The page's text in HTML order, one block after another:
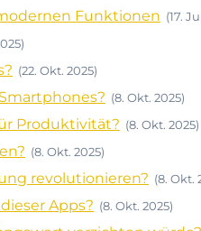
Funktionen (17.
(22. Okt. 2025)
(8. Okt. 2025)
Produktivität? (8. Okt. 2025)
(8. Okt. 2025)
revolutionieren? (8. Okt.
Apps? (8. Okt. 2025)